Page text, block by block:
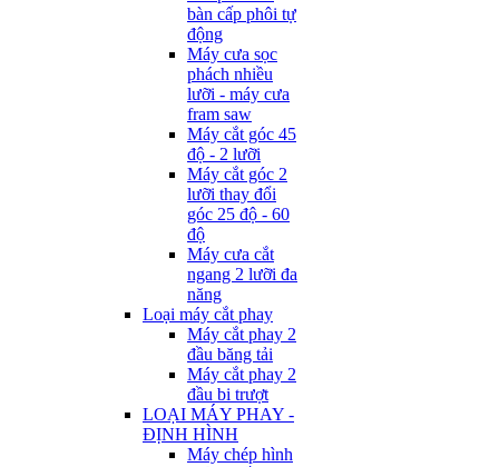
bàn cấp phôi tự
động
Máy cưa sọc
phách nhiều
lưỡi - máy cưa
fram saw
Máy cắt góc 45
độ - 2 lưỡi
Máy cắt góc 2
lưỡi thay đổi
góc 25 độ - 60
độ
Máy cưa cắt
ngang 2 lưỡi đa
năng
Loại máy cắt phay
Máy cắt phay 2
đầu băng tải
Máy cắt phay 2
đầu bi trượt
LOẠI MÁY PHAY -
ĐỊNH HÌNH
Máy chép hình